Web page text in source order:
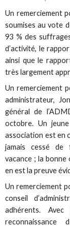
Un remerciement
soumises au vote
93 % des
d’activité, le
ainsi que le
très largement
Un remerciement
administrateur,
général de
octobre. Un
association est en
jamais cessé de
vacance ; la
en est la preuve
Un remerciement
conseil
adhérents.